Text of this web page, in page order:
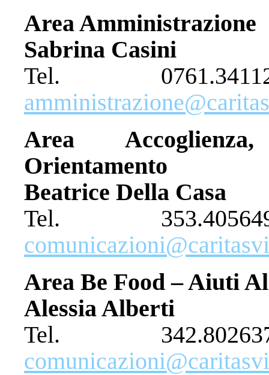
Area Amministrazione
Sabrina Casini
Tel.
Area
Orientamento
Beatrice Della Casa
Tel.
Area Be Food – Aiuti
Alessia Alberti
Tel.